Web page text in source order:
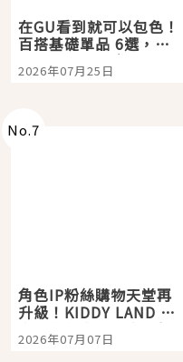
在GU看到就可以包色！
百搭基礎單品 6選，閉
眼全收也不心疼
2026年07月25日
No.7
角色IP粉絲購物天堂再
升級！KIDDY LAND 原
宿店吉伊卡哇迎客，新
開幕 OMOKADO 店3分
2026年07月07日